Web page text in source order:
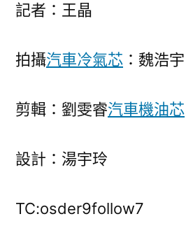
記者：王晶
拍攝汽車冷氣芯 ：魏浩宇
剪輯：劉雯睿汽車機油芯
設計：湯宇玲
TC:osder9follow7